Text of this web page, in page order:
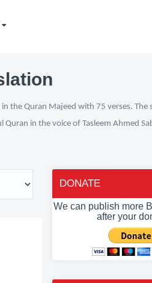
the Quran Majeed with 75 verses. The
in the voice of Tasleem Ahmed
DONATE
We can publish more
after your